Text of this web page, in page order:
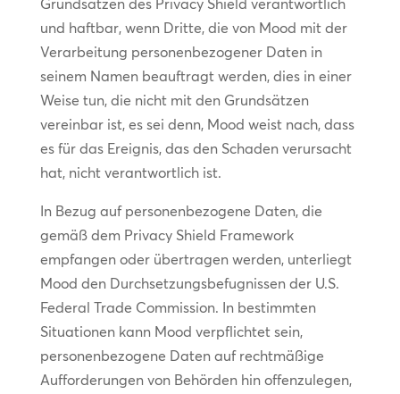
Grundsätzen des Privacy Shield verantwortlich
und haftbar, wenn Dritte, die von Mood mit der
Verarbeitung personenbezogener Daten in
seinem Namen beauftragt werden, dies in einer
Weise tun, die nicht mit den Grundsätzen
vereinbar ist, es sei denn, Mood weist nach, dass
es für das Ereignis, das den Schaden verursacht
hat, nicht verantwortlich ist.
In Bezug auf personenbezogene Daten, die
gemäß dem Privacy Shield Framework
empfangen oder übertragen werden, unterliegt
Mood den Durchsetzungsbefugnissen der U.S.
Federal Trade Commission. In bestimmten
Situationen kann Mood verpflichtet sein,
personenbezogene Daten auf rechtmäßige
Aufforderungen von Behörden hin offenzulegen,